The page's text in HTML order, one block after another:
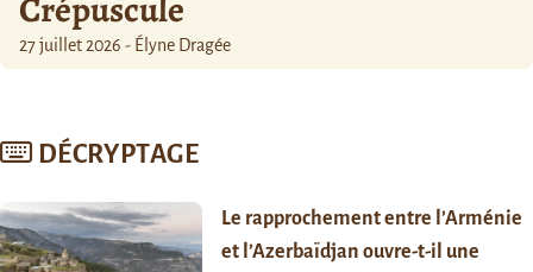
27 juillet 2026 - Élyne Dragée
DÉCRYPTAGE
Le rapprochement entre l’Arménie
et l’Azerbaïdjan ouvre-t-il une